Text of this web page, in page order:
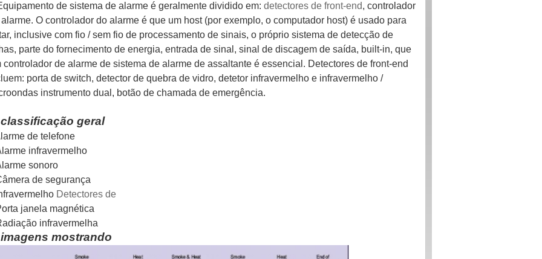
de sistema de alarme é geralmente dividido em: detectores de front-end, controlador
O controlador do alarme é que um host (por exemplo, o computador host) é usado para
inclusive com fio / sem fio de processamento de sinais, o próprio sistema de detecção de
parte do fornecimento de energia, entrada de sinal, sinal de discagem de saída, built-in, que
controlador de alarme de sistema de alarme de assaltante é essencial. Detectores de front-end
porta de switch, detector de quebra de vidro, detetor infravermelho e infravermelho /
instrumento dual, botão de chamada de emergência.
geral
de telefone
infravermelho
sonoro
de segurança
Detectores de
janela magnética
infravermelha
mostrando